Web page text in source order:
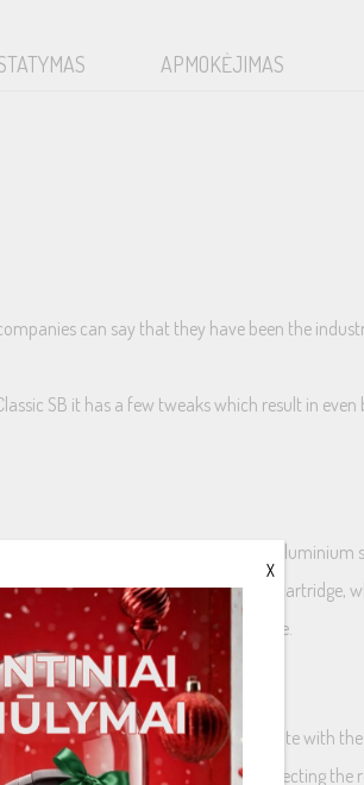
APMOKĖJIMAS
can say that they have been the
SB it has a few tweaks which result in
chassis. Together with the silver aluminium
It is based on a Concorde cartridge,
will be more open and more precise.
33.3 to 45 revolutions per minute with
the upper ring of the pulley and selecting the
X